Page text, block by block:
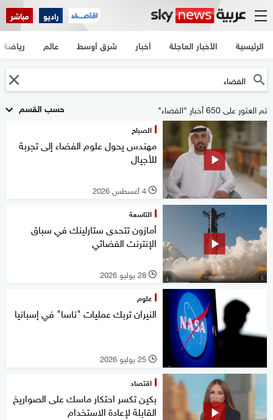
راديو مباشر
الرئيسية الأخبار العاجلة أخبار شرق أوسط عالم رياضة
حسب القسم تم العثور على 650 أخبار "الفضاء"
الصباح
مهندس يحول علوم الفضاء إلى تجربة
للأجيال
l 4 أغسطس 2026
التاسعة
أمازون تتحدى ستارلينك في سباق
الإنترنت الفضائي
l 28 يوليو 2026
علوم
النيران تربك عمليات "ناسا" في إسبانيا
l 25 يوليو 2026
اقتصاد
بكين تكسر احتكار ماسك على الصواريخ
القابلة لإعادة الاستخدام